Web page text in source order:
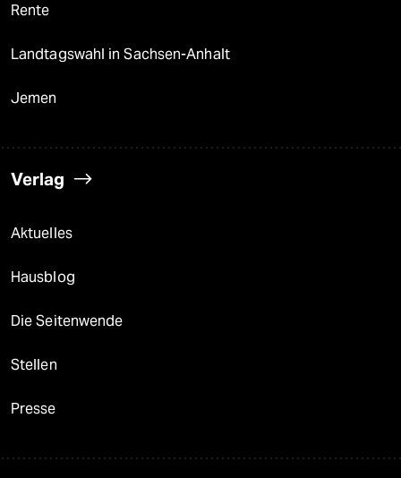
Rente
Landtagswahl in Sachsen-Anhalt
Jemen
Verlag
Aktuelles
Hausblog
Die Seitenwende
Stellen
Presse